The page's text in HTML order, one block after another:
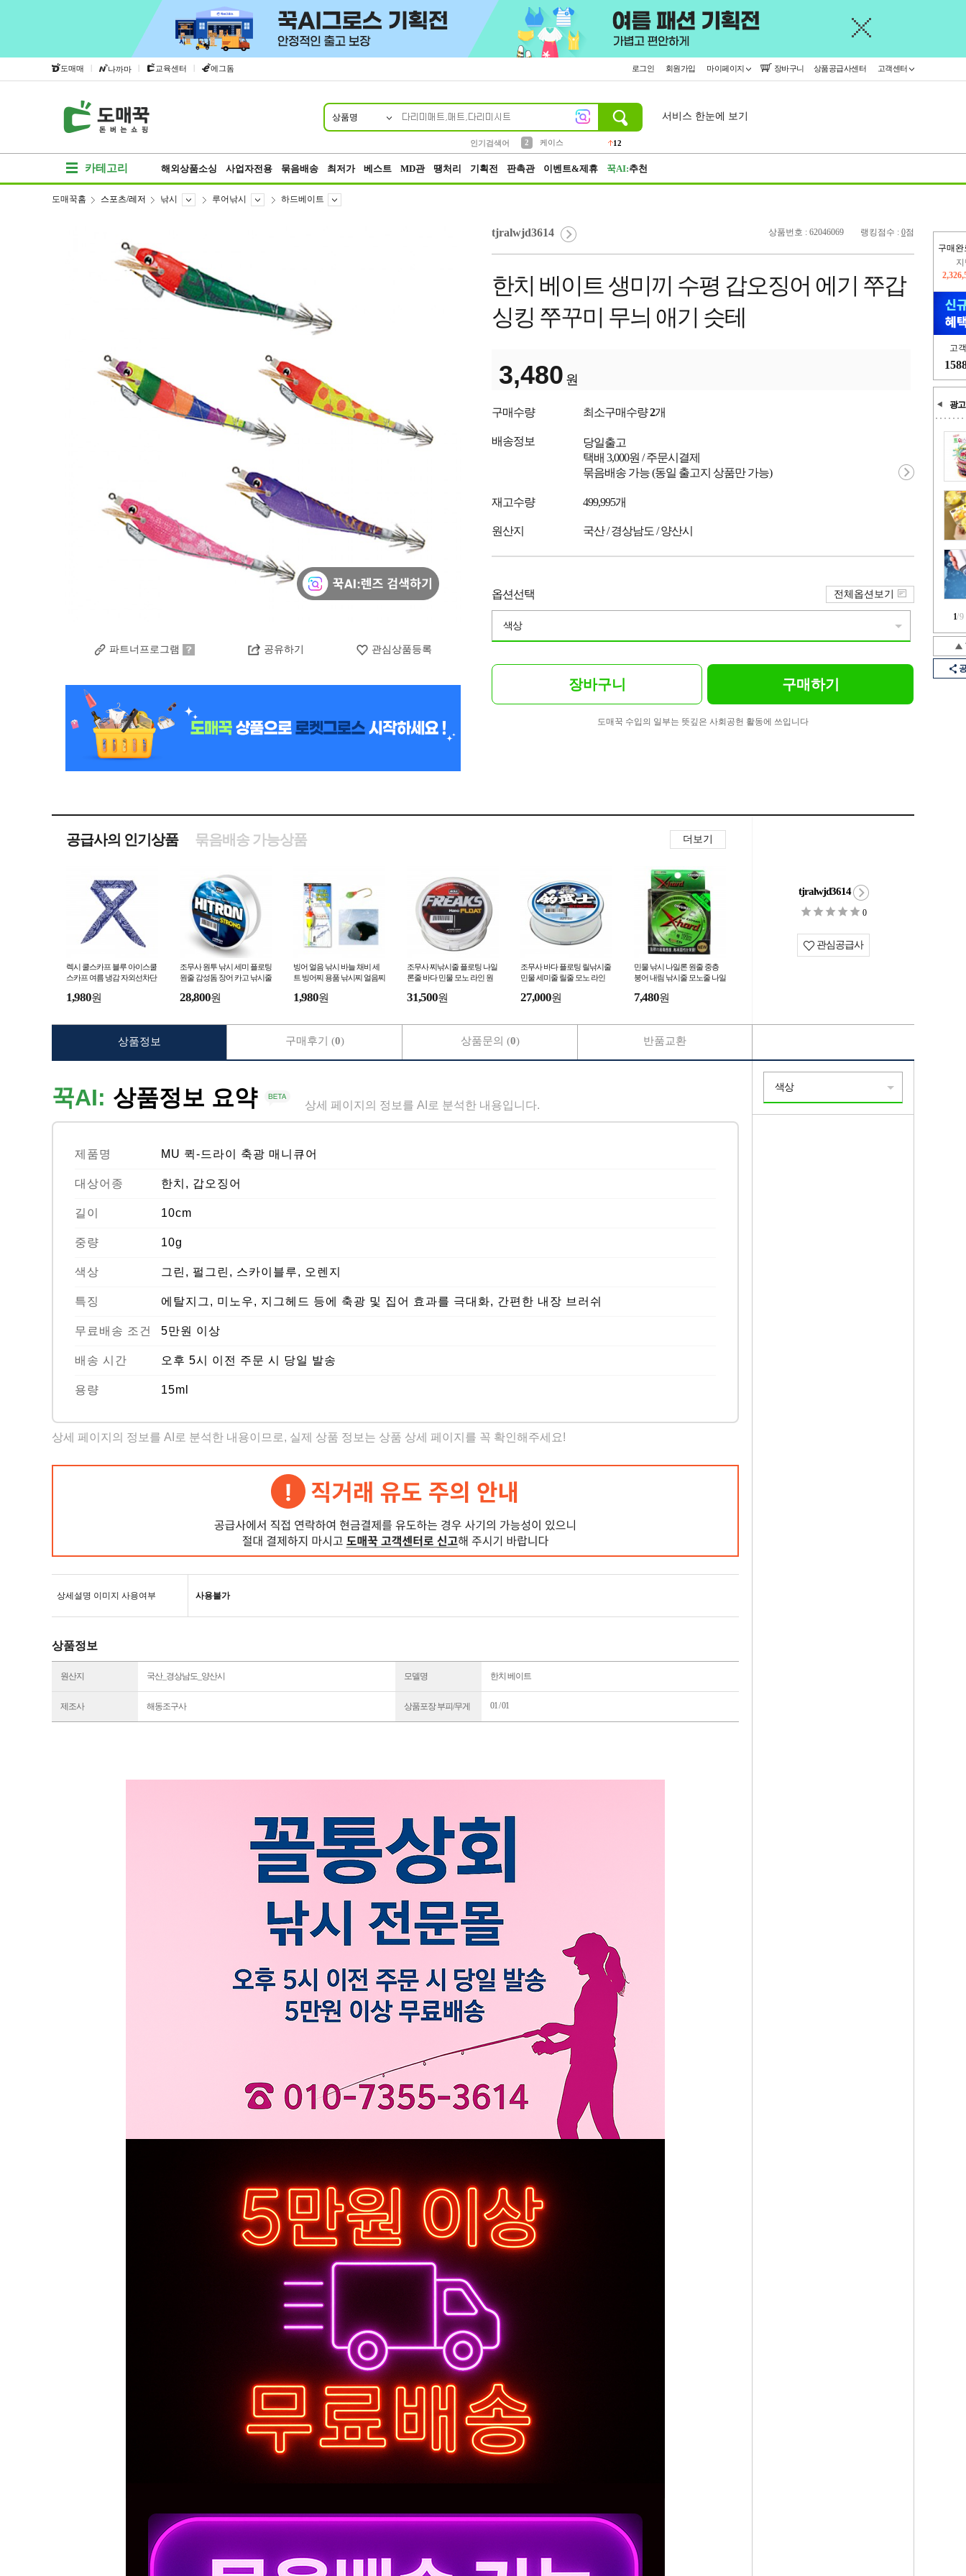
도매매 | 나까마 | 교육센터 | 에그돔 로그인 회원가입 마이페이지 장바구니 상품공급사센터 고객센터
상품명
인기검색어
2
케이스
12
서비스 한눈에 보기
카테고리 해외상품소싱 사업자전용 묶음배송 최저가 베스트 MD관 땡처리 기획전 판촉관 이벤트&제휴 꾹AI:추천
구매완
고
광고
1/9
도매꾹홈 스포츠/레저 낚시 루어낚시 하드베이트
파트너프로그램 공유하기 관심상품등록
상품번호 : 62046069 랭킹점수 : 0점
tjralwjd3614
한치 베이트 생미끼 수평 갑오징어 에기 쭈갑
싱킹 쭈꾸미 무늬 애기 슷테
3,480 원
구매수량 최소구매수량2개
배송정보
당일출고
택배 3,000원 / 주문시결제
묶음배송 가능 (동일 출고지 상품만 가능)
재고수량 499,995개
원산지 국산 / 경상남도 / 양산시
옵션선택
색상
전체옵션보기
장바구니 구매하기
도매꾹 수입의 일부는 뜻깊은 사회공헌 활동에 쓰입니다
공급사의 인기상품 더보기
묶음배송 가능상품
렉시 쿨스카프 블루 아이스쿨
스카프 여름 냉감 자외선차단
1,980원
조무사 원투 낚시 세미 플로팅
원줄 감성돔 장어 카고 낚시줄
28,800원
빙어 얼음 낚시 바늘 채비 세
트 빙어찌 용품 낚시찌 얼음찌
1,980원
조무사 찌낚시줄 플로팅 나일
론줄 바다 민물 모노 라인 원
31,500원
조무사 바다 플로팅 릴낚시줄
민물 세미줄 릴줄 모노 라인
27,000원
민물 낚시 나일론 원줄 중층
붕어 내림 낚시줄 모노줄 나일
7,480원
tjralwjd3614
0
관심공급사
꾹AI: 상품정보 요약 상세 페이지의 정보를 AI로 분석한 내용입니다.
제품명 MU 퀵-드라이 축광 매니큐어
대상어종 한치, 갑오징어
길이 10cm
중량 10g
색상 그린, 펄그린, 스카이블루, 오렌지
특징 에탈지그, 미노우, 지그헤드 등에 축광 및 집어 효과를 극대화, 간편한 내장 브러쉬
무료배송 조건 5만원 이상
배송 시간 오후 5시 이전 주문 시 당일 발송
용량 15ml
상세 페이지의 정보를 AI로 분석한 내용이므로, 실제 상품 정보는 상품 상세 페이지를 꼭 확인해주세요!
상세설명 이미지 사용여부 사용불가
상품정보
원산지 국산_경상남도_양산시 모델명 한치 베이트
제조사 해동조구사 상품포장 부피/무게 01 / 01
상품정보 구매후기 (0) 상품문의 (0) 반품교환
색상